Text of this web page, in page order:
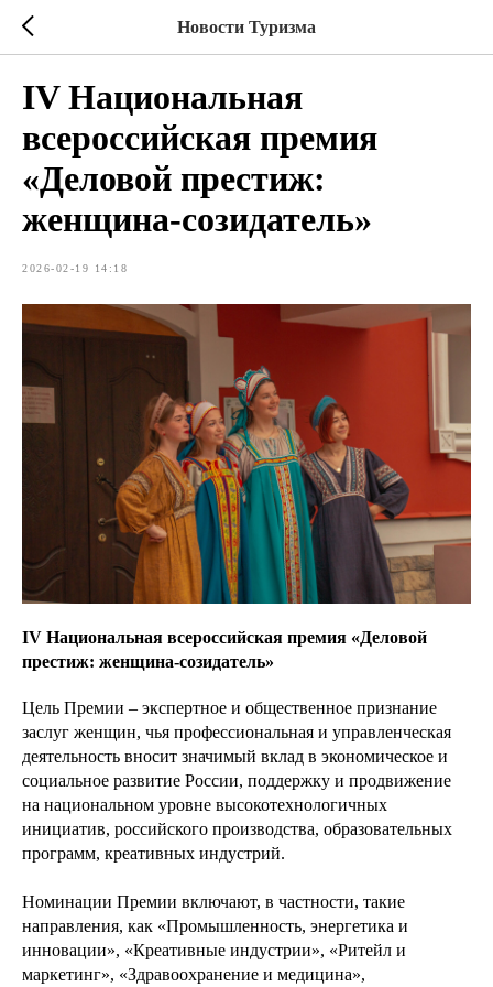
Новости Туризма
IV Национальная
всероссийская премия
«Деловой престиж:
женщина-созидатель»
2026-02-19 14:18
IV Национальная всероссийская премия «Деловой
престиж: женщина-созидатель»
Цель Премии – экспертное и общественное признание
заслуг женщин, чья профессиональная и управленческая
деятельность вносит значимый вклад в экономическое и
социальное развитие России, поддержку и продвижение
на национальном уровне высокотехнологичных
инициатив, российского производства, образовательных
программ, креативных индустрий.
Номинации Премии включают, в частности, такие
направления, как «Промышленность, энергетика и
инновации», «Креативные индустрии», «Ритейл и
маркетинг», «Здравоохранение и медицина»,